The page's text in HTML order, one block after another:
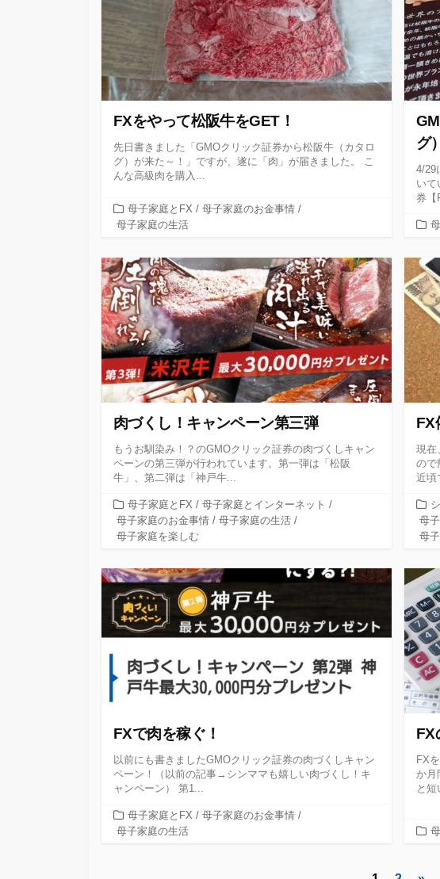
FXをやって松阪牛をGET！
先日書きました「GMOクリック証券から松阪牛（カタロ
グ）が来た～！」ですが、遂に「肉」が届きました。 こ
んな高級肉を購入...
カ
テ
ー
母子家庭とFX / 母子家庭のお金事情 /
母子家庭の生活
グ
4/29
いて
券【
カ
ゴ
リ
ー
肉づくし！キャンペーン第三弾
もうお馴染み！？のGMOクリック証券の肉づくしキャン
ペーンの第三弾が行われています。第一弾は「松阪
牛」、第二弾は「神戸牛...
カ
テ
ゴ
ー
母子家庭とFX / 母子家庭とインターネット /
母子家庭のお金事情 / 母子家庭の生活 /
母子家庭を楽しむ
FX
現在
ので
近頃
カ
テ
ゴ
ー
母
母
FXで肉を稼ぐ！
以前にも書きましたGMOクリック証券の肉づくしキャン
ペーン！（以前の記事→シンママも嬉しい肉づくし！キ
ャンペーン） 第1...
カ
テ
母子家庭とFX / 母子家庭のお金事情 /
母子家庭の生活
FX
FX
か月
と
カ